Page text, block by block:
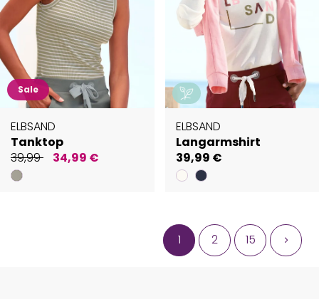
Sale
ELBSAND
Tanktop
39,99
34,99 €
ELBSAND
Langarmshirt
39,99 €
1 2 15